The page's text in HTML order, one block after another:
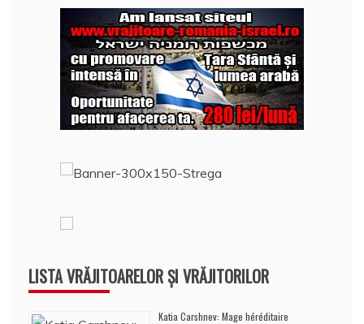
LISTA VRĂJITOARELOR ȘI VRĂJITORILOR
Katia Carshnev: Mage héréditaire